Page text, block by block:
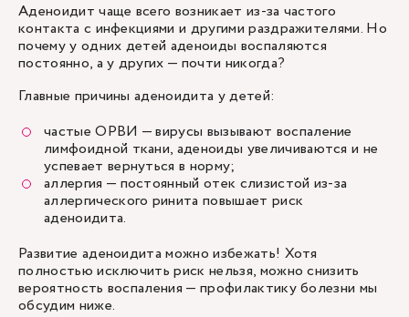
Аденоидит чаще всего возникает из-за частого
контакта с инфекциями и другими раздражителями. Но
почему у одних детей аденоиды воспаляются
постоянно, а у других — почти никогда?
Главные причины аденоидита у детей:
частые ОРВИ — вирусы вызывают воспаление
лимфоидной ткани, аденоиды увеличиваются и не
успевает вернуться в норму;
аллергия — постоянный отек слизистой из-за
аллергического ринита повышает риск
аденоидита.
Развитие аденоидита можно избежать! Хотя
полностью исключить риск нельзя, можно снизить
вероятность воспаления — профилактику болезни мы
обсудим ниже.